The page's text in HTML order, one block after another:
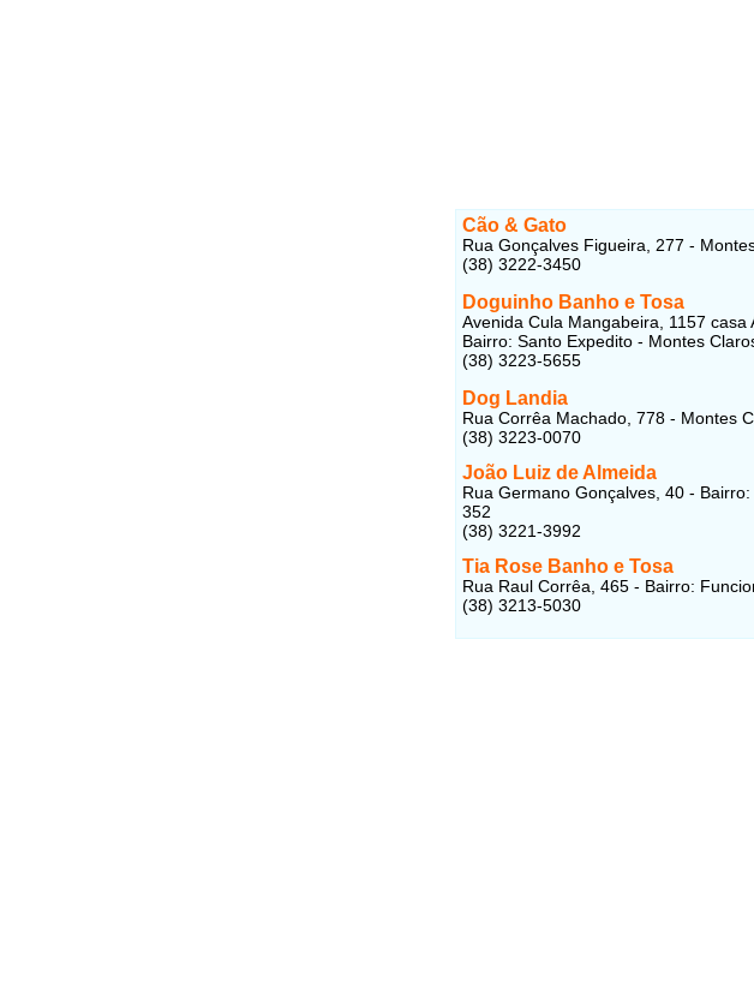
Cão & Gato
Rua Gonçalves Figueira, 277 -
(38) 3222-3450
Doguinho Banho e Tosa
Avenida Cula Mangabeira, 1157 casa
Bairro: Santo Expedito - Montes
(38) 3223-5655
Dog Landia
Rua Corrêa Machado, 778 - Montes
(38) 3223-0070
João Luiz de Almeida
Rua Germano Gonçalves, 40 -
352
(38) 3221-3992
Tia Rose Banho e Tosa
Rua Raul Corrêa, 465 - Bairro:
(38) 3213-5030